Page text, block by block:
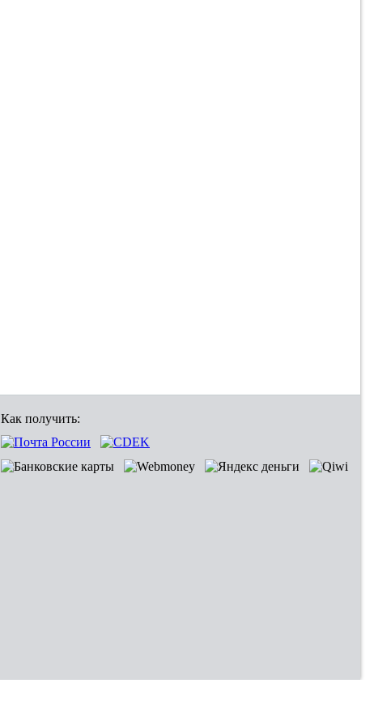
Как получить: